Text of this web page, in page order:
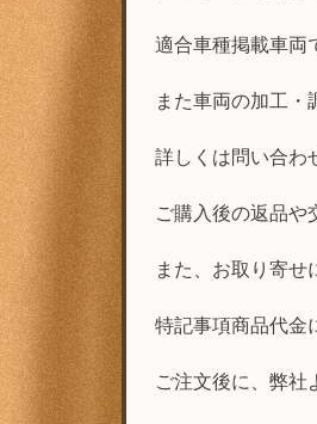
適合車種掲載車両
また車両の加工・
詳しくは問い合わ
ご購入後の返品や
また、お取り寄せ
特記事項商品代金
ご注文後に、弊社